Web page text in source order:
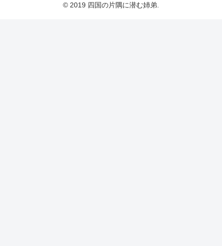
© 2019 四国の片隅に潜む姉弟.